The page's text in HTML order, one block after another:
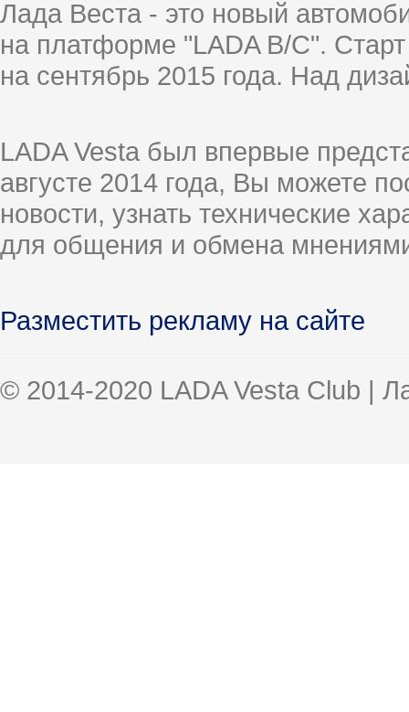
Лада Веста - это новый
на платформе "LADA B/C".
на сентябрь 2015 года. Над
LADA Vesta был впервые
августе 2014 года, Вы можете
новости, узнать технические
для общения и обмена
Разместить рекламу на сайте
© 2014-2020 LADA Vesta Club |